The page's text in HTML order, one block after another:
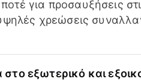
για προσαυξήσεις
υψηλές χρεώσεις
στο εξωτερικό και